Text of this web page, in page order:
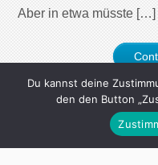
Aber in etwa müsste […]
Du kannst deine
den den Button